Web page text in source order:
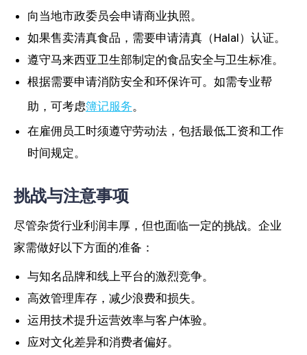
向当地市政委员会申请商业执照。
如果售卖清真食品，需要申请清真（Halal）认证。
遵守马来西亚卫生部制定的食品安全与卫生标准。
根据需要申请消防安全和环保许可。如需专业帮
助，可考虑簿记服务。
在雇佣员工时须遵守劳动法，包括最低工资和工作
时间规定。
挑战与注意事项
尽管杂货行业利润丰厚，但也面临一定的挑战。企业
家需做好以下方面的准备：
与知名品牌和线上平台的激烈竞争。
高效管理库存，减少浪费和损失。
运用技术提升运营效率与客户体验。
应对文化差异和消费者偏好。